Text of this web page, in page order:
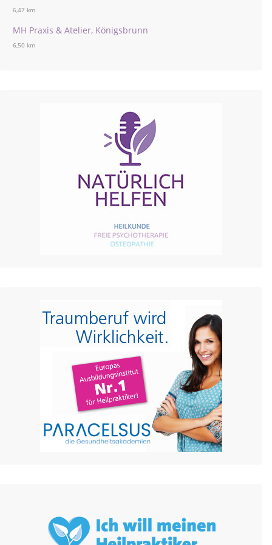
6,47 km
MH Praxis & Atelier, Königsbrunn
6,50 km